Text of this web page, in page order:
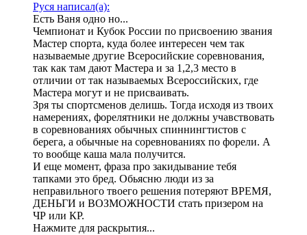
Руся написал(а):
Есть Ваня одно но...
Чемпионат и Кубок России по присвоению звания
Мастер спорта, куда более интересен чем так
называемые другие Всеросийские соревнования,
так как там дают Мастера и за 1,2,3 место в
отличии от так называемых Всероссийских, где
Мастера могут и не присваивать.
Зря ты спортсменов делишь. Тогда исходя из твоих
намерениях, форелятники не должны учавствовать
в соревнованиях обычных спиннингтистов с
берега, а обычные на соревнованиях по форели. А
то вообще каша мала получится.
И еще момент, фраза про закидывание тебя
тапками это бред. Обьясню люди из за
неправильного твоего решения потеряют ВРЕМЯ,
ДЕНЬГИ и ВОЗМОЖНОСТИ стать призером на
ЧР или КР.
Нажмите для раскрытия...